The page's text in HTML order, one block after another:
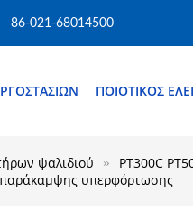
86-021-68014500
ΠΟΙΟΤΙΚΌΣ
ψαλιδιού
PT300C
παράκαμψης υπερφόρτωσης